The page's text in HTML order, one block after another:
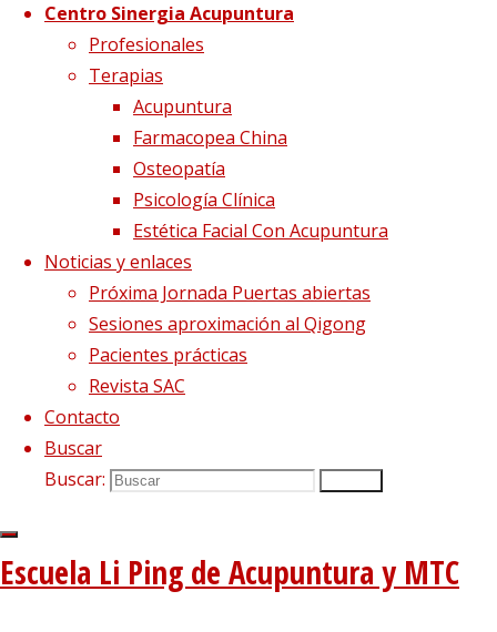
Centro Sinergia Acupuntura
Profesionales
Terapias
Acupuntura
Farmacopea China
Osteopatía
Psicología Clínica
Estética Facial Con Acupuntura
Noticias y enlaces
Próxima Jornada Puertas abiertas
Sesiones aproximación al Qigong
Pacientes prácticas
Revista SAC
Contacto
Buscar
Buscar:
Escuela Li Ping de Acupuntura y MTC
Blog – Últimos artículos
Dietética, Nutrición y Medicina china
La decepción no mata, enseña
El viento precede a todas las enfermedades de origen
externo
7 agosto, 2020
Tipología del elemento Metal
Escuela de acupuntura y medicina tradicional china
Aviso Legal
Política de privacidad
Volver arriba
TwitterInstagram
Utilizamos cookies propias
Si haces click asumiremos que aceptas su utilización.